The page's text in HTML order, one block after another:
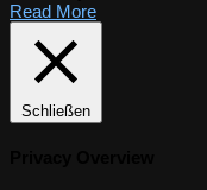
Read More
Schließen